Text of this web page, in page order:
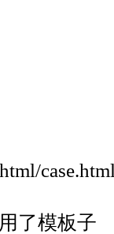
了模板子